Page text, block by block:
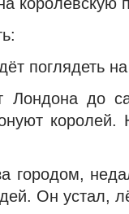
поглядеть
Лондона до
городом,
Он устал,